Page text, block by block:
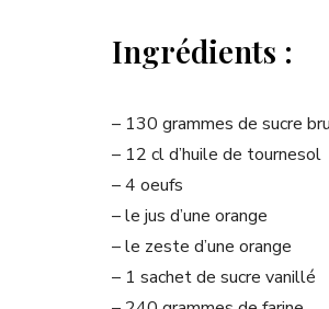
Ingrédients :
– 130 grammes de sucre
– 12 cl d’huile de tournesol
– 4 oeufs
– le jus d’une orange
– le zeste d’une orange
– 1 sachet de sucre vanillé